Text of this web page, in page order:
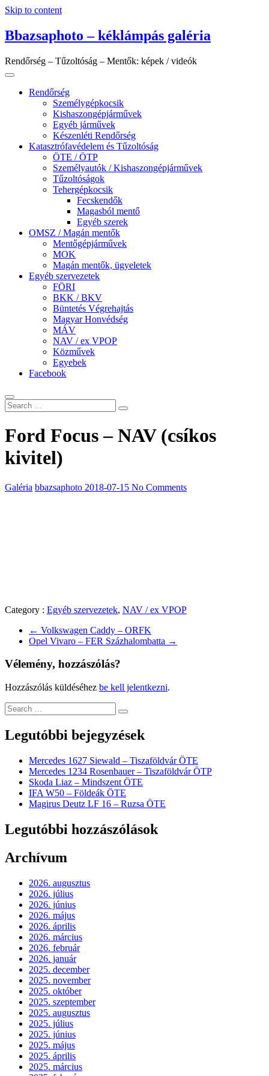
Skip to content
Bbazsaphoto – kéklámpás galéria
Rendőrség – Tűzoltóság – Mentők: képek / videók
Rendőrség
Személygépkocsik
Kishaszongépjárművek
Egyéb járművek
Készenléti Rendőrség
Katasztrófavédelem és Tűzoltóság
ÖTE / ÖTP
Személyautók / Kishaszongépjárművek
Tűzoltóságok
Tehergépkocsik
Fecskendők
Magasból mentő
Egyéb szerek
OMSZ / Magán mentők
Mentőgépjárművek
MOK
Magán mentők, ügyeletek
Egyéb szervezetek
FÖRI
BKK / BKV
Büntetés Végrehajtás
Magyar Honvédség
MÁV
NAV / ex VPOP
Közművek
Egyebek
Facebook
Ford Focus – NAV (csíkos
kivitel)
Galéria bbazsaphoto 2018-07-15 No Comments
Category : Egyéb szervezetek, NAV / ex VPOP
← Volkswagen Caddy – ORFK
Opel Vivaro – FER Százhalombatta →
Vélemény, hozzászólás?
Hozzászólás küldéséhez be kell jelentkezni.
Legutóbbi bejegyzések
Mercedes 1627 Siewald – Tiszaföldvár ÖTE
Mercedes 1234 Rosenbauer – Tiszaföldvár ÖTP
Skoda Liaz – Mindszent ÖTE
IFA W50 – Földeák ÖTE
Magirus Deutz LF 16 – Ruzsa ÖTE
Legutóbbi hozzászólások
Archívum
2026. augusztus
2026. július
2026. június
2026. május
2026. április
2026. március
2026. február
2026. január
2025. december
2025. november
2025. október
2025. szeptember
2025. augusztus
2025. július
2025. június
2025. május
2025. április
2025. március